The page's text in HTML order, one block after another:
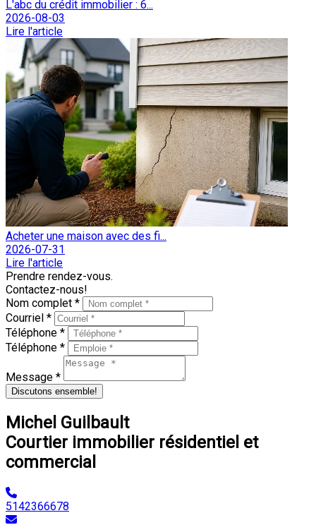
L'abc du crédit immobilier : 6...
2026-08-03
Lire l'article
Acheter une maison avec des fi...
2026-07-31
Lire l'article
Prendre rendez-vous.
Contactez-nous!
Nom complet *
Courriel *
Téléphone *
Téléphone *
Message *
Discutons ensemble!
Michel Guilbault
Courtier immobilier résidentiel et
commercial
5142366678